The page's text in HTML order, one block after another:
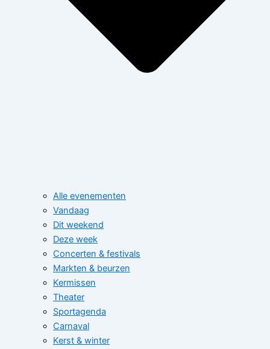
Alle evenementen
Vandaag
Dit weekend
Deze week
Concerten & festivals
Markten & beurzen
Kermissen
Theater
Sportagenda
Carnaval
Kerst & winter